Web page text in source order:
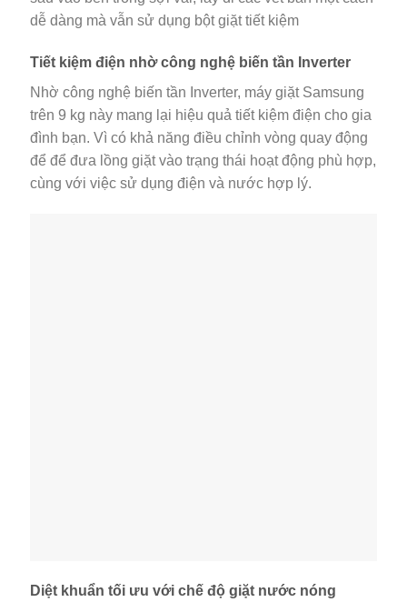
dễ dàng mà vẫn sử dụng bột giặt tiết kiệm
Tiết kiệm điện nhờ công nghệ biến tần Inverter
Nhờ công nghệ biến tần Inverter, máy giặt Samsung
trên 9 kg này mang lại hiệu quả tiết kiệm điện cho gia
đình bạn. Vì có khả năng điều chỉnh vòng quay động
để để đưa lồng giặt vào trạng thái hoạt động phù hợp,
cùng với việc sử dụng điện và nước hợp lý.
Diệt khuẩn tối ưu với chế độ giặt nước nóng